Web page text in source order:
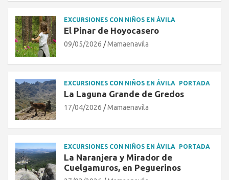
EXCURSIONES CON NIÑOS EN ÁVILA
El Pinar de Hoyocasero
09/05/2026 Mamaenavila
EXCURSIONES CON NIÑOS EN ÁVILA PORTADA
La Laguna Grande de Gredos
17/04/2026 Mamaenavila
EXCURSIONES CON NIÑOS EN ÁVILA PORTADA
La Naranjera y Mirador de
Cuelgamuros, en Peguerinos